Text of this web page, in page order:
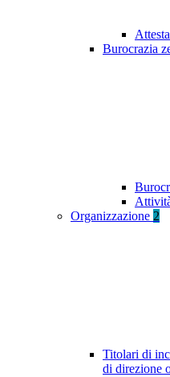
Burocrazia
Organizzazione 2
Titolari di
di direzione